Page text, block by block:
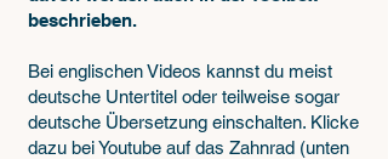
beschrieben.
Bei englischen Videos kannst du meist
deutsche Untertitel oder teilweise sogar
deutsche Übersetzung einschalten. Klicke
dazu bei Youtube auf das Zahnrad (unten